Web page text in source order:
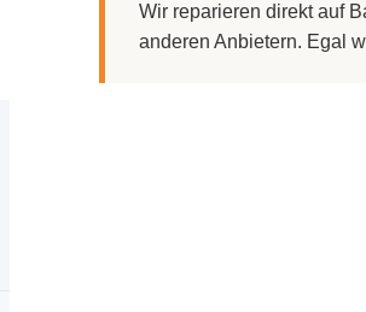
Wir reparieren direkt auf
anderen Anbietern. Egal